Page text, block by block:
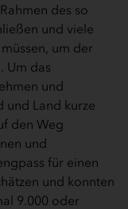
des so
und viele
um der
Um das
und
und Land kurze
den Weg
und
für einen
und konnten
9.000 oder